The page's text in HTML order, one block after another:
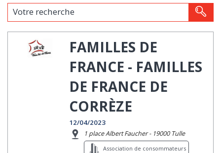
Votre recherche
FAMILLES DE
FRANCE - FAMILLES
DE FRANCE DE
CORRÈZE
12/04/2023
1 place Albert Faucher - 19000 Tulle
Association de consommateurs